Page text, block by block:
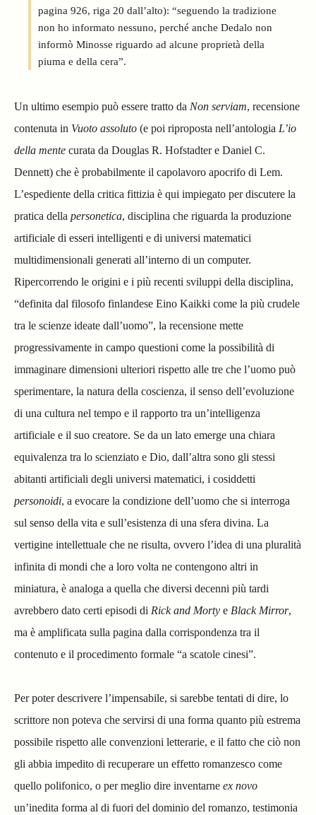
pagina 926, riga 20 dall’alto): “seguendo la tradizione
non ho informato nessuno, perché anche Dedalo non
informò Minosse riguardo ad alcune proprietà della
piuma e della cera”.
Un ultimo esempio può essere tratto da Non serviam, recensione
contenuta in Vuoto assoluto (e poi riproposta nell’antologia L’io
della mente curata da Douglas R. Hofstadter e Daniel C.
Dennett) che è probabilmente il capolavoro apocrifo di Lem.
L’espediente della critica fittizia è qui impiegato per discutere la
pratica della personetica, disciplina che riguarda la produzione
artificiale di esseri intelligenti e di universi matematici
multidimensionali generati all’interno di un computer.
Ripercorrendo le origini e i più recenti sviluppi della disciplina,
“definita dal filosofo finlandese Eino Kaikki come la più crudele
tra le scienze ideate dall’uomo”, la recensione mette
progressivamente in campo questioni come la possibilità di
immaginare dimensioni ulteriori rispetto alle tre che l’uomo può
sperimentare, la natura della coscienza, il senso dell’evoluzione
di una cultura nel tempo e il rapporto tra un’intelligenza
artificiale e il suo creatore. Se da un lato emerge una chiara
equivalenza tra lo scienziato e Dio, dall’altra sono gli stessi
abitanti artificiali degli universi matematici, i cosiddetti
personoidi, a evocare la condizione dell’uomo che si interroga
sul senso della vita e sull’esistenza di una sfera divina. La
vertigine intellettuale che ne risulta, ovvero l’idea di una pluralità
infinita di mondi che a loro volta ne contengono altri in
miniatura, è analoga a quella che diversi decenni più tardi
avrebbero dato certi episodi di Rick and Morty e Black Mirror,
ma è amplificata sulla pagina dalla corrispondenza tra il
contenuto e il procedimento formale “a scatole cinesi”.
Per poter descrivere l’impensabile, si sarebbe tentati di dire, lo
scrittore non poteva che servirsi di una forma quanto più estrema
possibile rispetto alle convenzioni letterarie, e il fatto che ciò non
gli abbia impedito di recuperare un effetto romanzesco come
quello polifonico, o per meglio dire inventarne ex novo
un’inedita forma al di fuori del dominio del romanzo, testimonia